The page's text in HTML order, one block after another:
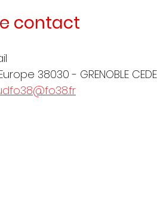
contact
38030 - GRENOBLE